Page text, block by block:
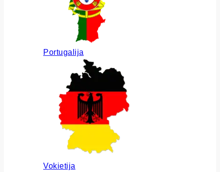
Portugalija
Vokietija